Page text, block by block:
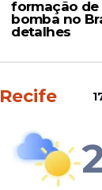
formação
bomba no
detalhes
Recife